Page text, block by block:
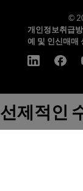
©
개인정보취급
예 및 인신매매
선제적인